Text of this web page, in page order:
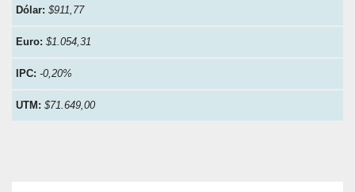
Dólar: $911,77
Euro: $1.054,31
IPC: -0,20%
UTM: $71.649,00